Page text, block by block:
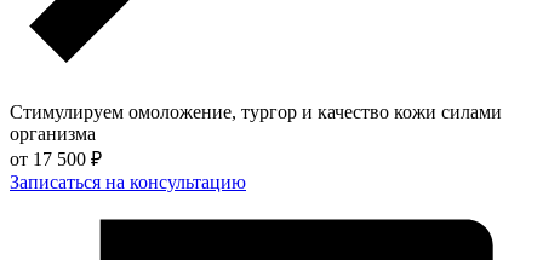
Стимулируем омоложение, тургор и качество кожи силами
организма
от 17 500 ₽
Записаться на консультацию